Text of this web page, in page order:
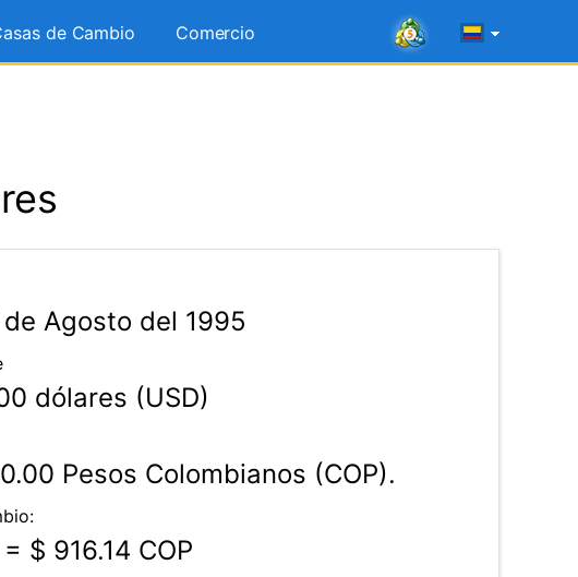
de Cambio Comercio
Agosto del 1995
dólares (USD)
Pesos Colombianos (COP).
$ 916.14 COP